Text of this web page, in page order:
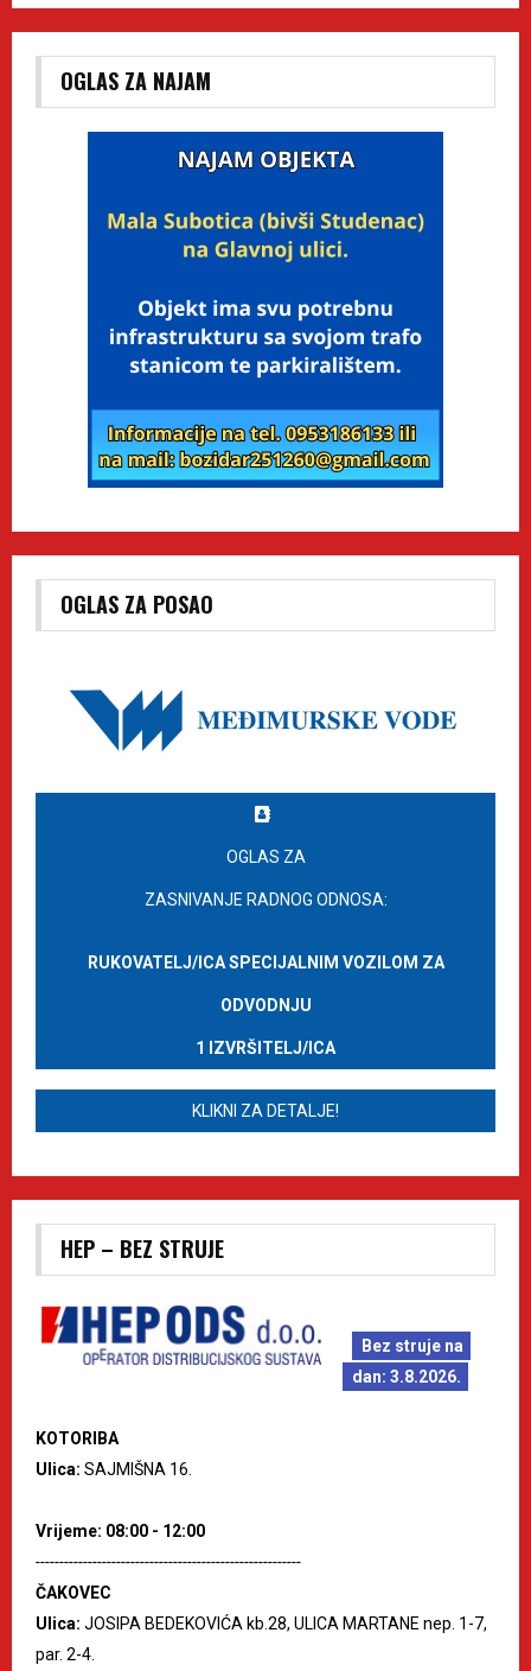
OGLAS ZA NAJAM
OGLAS ZA POSAO
OGLAS ZA
ZASNIVANJE RADNOG ODNOSA:
RUKOVATELJ/ICA SPECIJALNIM VOZILOM ZA
ODVODNJU
1 IZVRŠITELJ/ICA
KLIKNI ZA DETALJE!
HEP – BEZ STRUJE
Bez struje na
dan: 3.8.2026.
KOTORIBA
Ulica: SAJMIŠNA 16.
Vrijeme: 08:00 - 12:00
--------------------------------------------------------
ČAKOVEC
Ulica: JOSIPA BEDEKOVIĆA kb.28, ULICA MARTANE nep. 1-7,
par. 2-4.